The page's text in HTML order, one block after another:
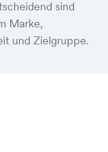
sind
Marke,
und Zielgruppe.